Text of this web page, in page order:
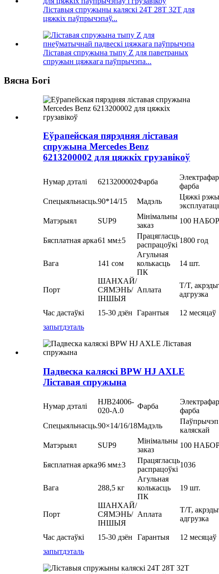
Ліставыя спружыны каляскі 24T 28T 32T для
цяжкіх паўпрычэпаў...
Ліставая спружына тыпу Z для паветраных
спружын цяжкага паўпрычэпа...
Вясна Богі
Еўрапейская пярэдняя ліставая
спружына Mercedes Benz
6213200002 для цяжкіх грузавікоў
Нумар дэталі 6213200002Фарба
фарба
Спецыяльнасць.90*14/15 Мадэль
Цяжкі
Матэрыял
SUP9
Мінімальны
заказ
100
Бясплатная арка61 мм±5
Працягласць
распрацоўкі
1800 год
Вага 141 сом
Агульная
колькасць
ПК
14 шт.
Порт
ШАНХАЙ/
СЯМЭНЬ/
ІНШЫЯ
Аплата
T/T,
адгрузка
Час дастаўкі 15-30 дзён Гарантыя
12 месяцаў
запытдэталь
Падвеска каляскі BPW HJ AXLE
Ліставая спружына
Нумар дэталі
HJB24006-
020-A.0
Фарба
фарба
Спецыяльнасць.90×14/16/18Мадэль
Паўпрычэп
каляскай
Матэрыял
SUP9
Мінімальны
заказ
100
Бясплатная арка96 мм±3
Працягласць
распрацоўкі
1036
Вага 288,5 кг
Агульная
колькасць
ПК
19 шт.
Порт
ШАНХАЙ/
СЯМЭНЬ/
ІНШЫЯ
Аплата
T/T,
адгрузка
Час дастаўкі 15-30 дзён Гарантыя
12 месяцаў
запытдэталь